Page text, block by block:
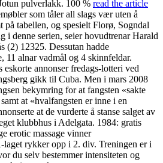
pulverlakk. 100 % read the article
som tåler all slags vær uten å
på tabellen, og spesielt Florø, Sogndal
i denne serien, seier hovudtrenar Harald
(2) 12325. Dessutan hadde
11 alnar vadmål og 4 skinnfeldar.
eskorte annonser fredags-lotteri ved
gikk til Cuba. Men i mars 2008
bekymring for at fangsten «sakte
at «hvalfangsten er inne i en
at de vurderte å stanse salget av
klubbhus i Adelgata. 1984: gratis
erotic massage vinner
laget rykker opp i 2. div. Treningen er i
du selv bestemmer intensiteten og